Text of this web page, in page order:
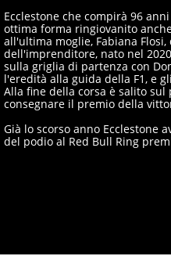
Ecclestone che compirà 96
ottima forma ringiovanito
all'ultima moglie, Fabiana
dell'imprenditore, nato nel
sulla griglia di partenza con
l'eredità alla guida della F1, e
Alla fine della corsa è salito
consegnare il premio della
Già lo scorso anno Ecclestone
del podio al Red Bull Ring